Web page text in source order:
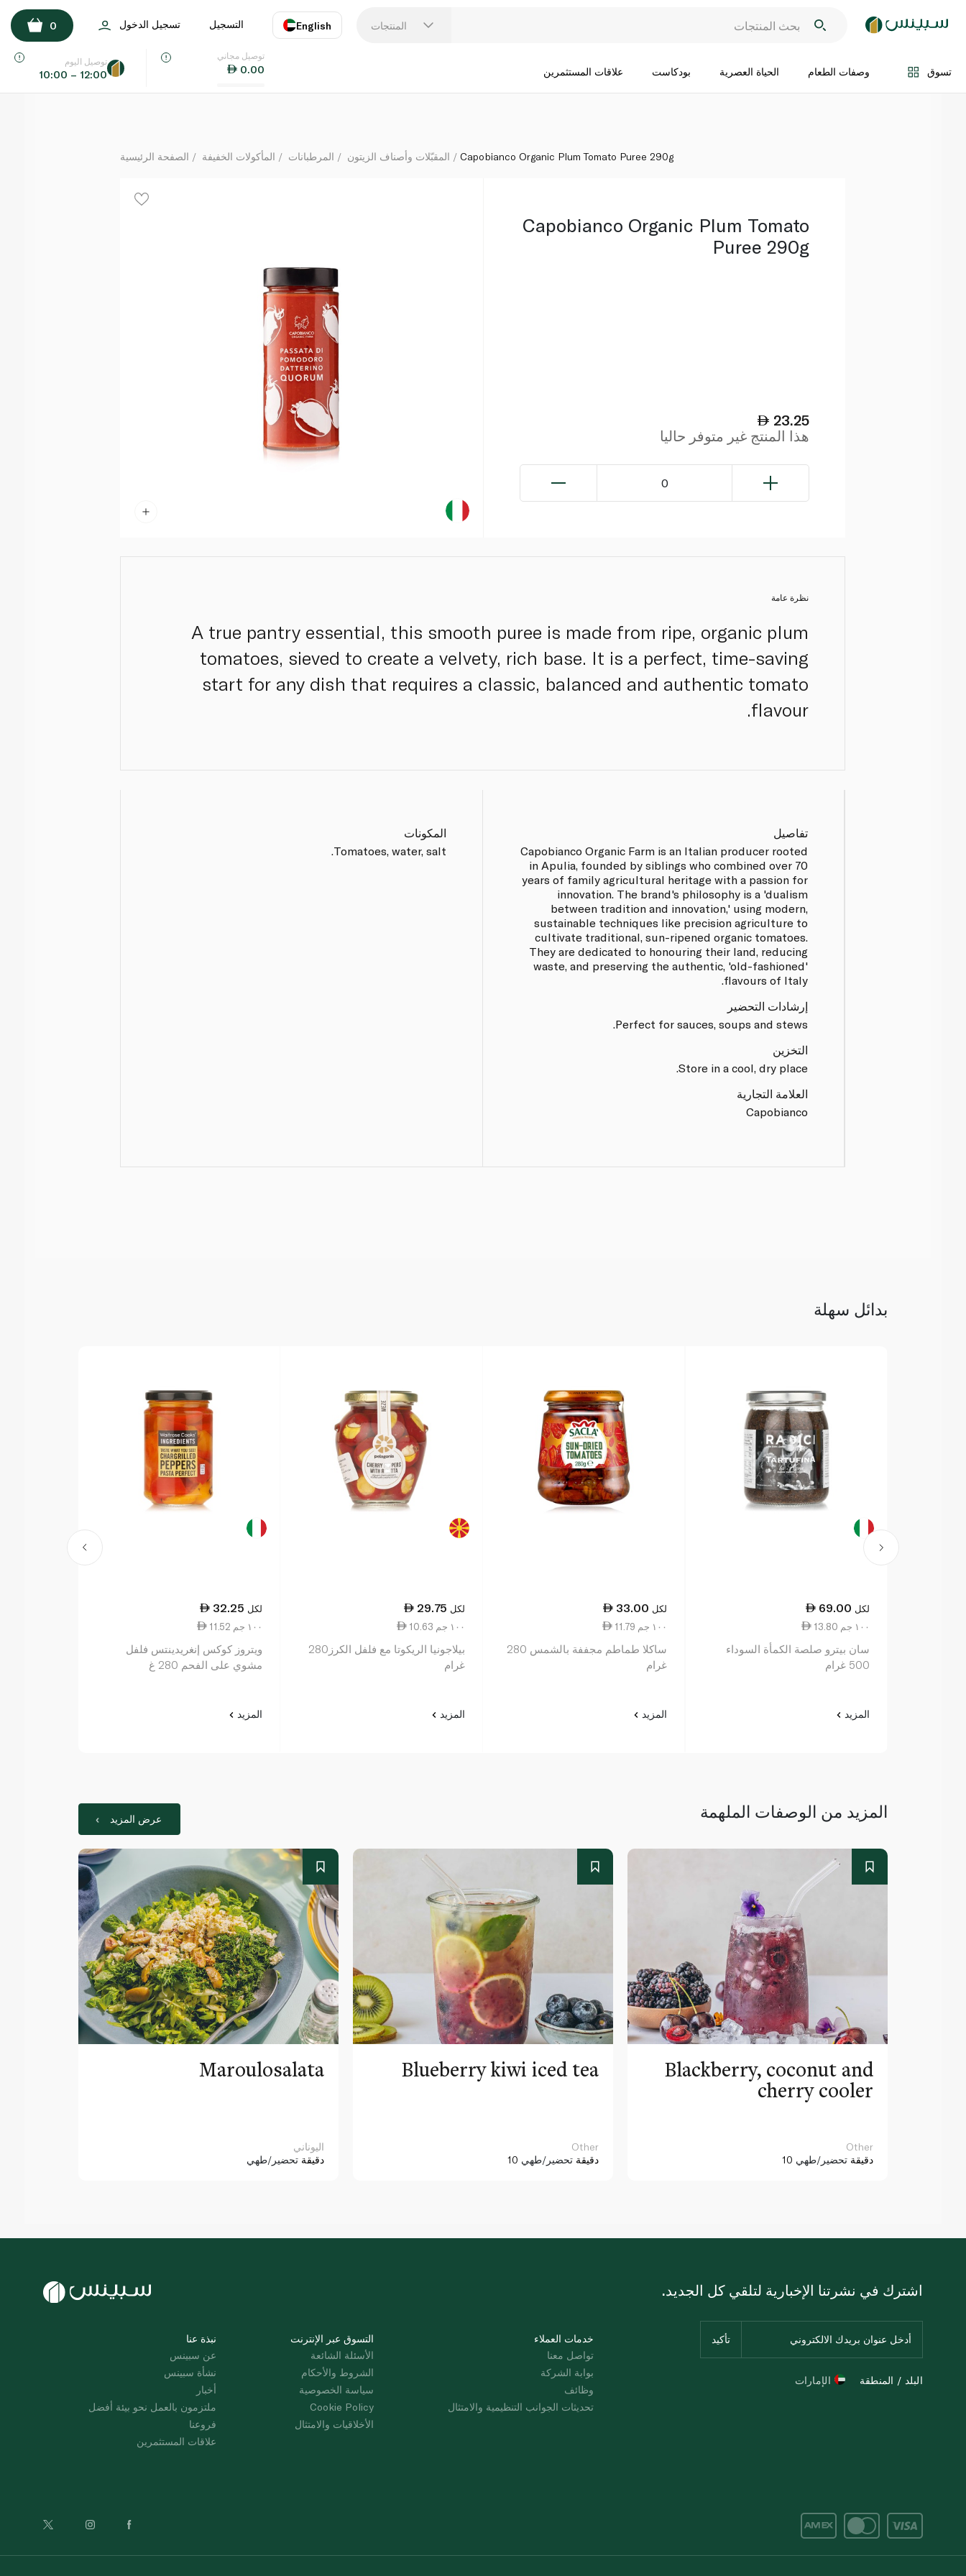
المنتجات English
اللغة
التسجيل تسجيل الدخول 0
تسوق وصفات الطعام الحياة العصرية بودكاست علاقات المستثمرين
توصيل مجاني
0.00
توصيل اليوم
10:00 – 12:00
Capobianco Organic Plum Tomato Puree 290g
اضف الى السلة
الصفحة الرئيسية المأكولات الخفيفة المرطبانات المقبّلات وأصناف الزيتون Capobianco Organic Plum Tomato Puree 290g
Capobianco Organic Plum Tomato
Puree 290g
23.25
هذا المنتج غير متوفر حاليا
0
نظرة عامة
A true pantry essential, this smooth puree is made from ripe, organic plum
tomatoes, sieved to create a velvety, rich base. It is a perfect, time-saving
start for any dish that requires a classic, balanced and authentic tomato
flavour.
تفاصيل
Capobianco Organic Farm is an Italian producer rooted
in Apulia, founded by siblings who combined over 70
years of family agricultural heritage with a passion for
innovation. The brand's philosophy is a 'dualism
between tradition and innovation,' using modern,
sustainable techniques like precision agriculture to
cultivate traditional, sun-ripened organic tomatoes.
They are dedicated to honouring their land, reducing
waste, and preserving the authentic, 'old-fashioned'
flavours of Italy.
إرشادات التحضير
Perfect for sauces, soups and stews.
التخزين
Store in a cool, dry place.
العلامة التجارية
Capobianco
المكونات
Tomatoes, water, salt.
بدائل سهلة
69.00 لكل
13.80 ١٠٠ جم
سان بيترو صلصة الكمأة السوداء
500 غرام
المزيد
33.00 لكل
11.79 ١٠٠ جم
ساكلا طماطم مجففة بالشمس 280
غرام
المزيد
29.75 لكل
10.63 ١٠٠ جم
بيلاجونيا الريكوتا مع فلفل الكرز280
غرام
المزيد
32.25 لكل
11.52 ١٠٠ جم
ويتروز كوكس إنغريدينتس فلفل
مشوي على الفحم 280 غ
المزيد
المزيد من الوصفات الملهمة عرض المزيد
Maroulosalata
اليوناني
دقيقة تحضير/طهي
Blueberry kiwi iced tea
Other
10 دقيقة تحضير/طهي
Blackberry, coconut and
cherry cooler
Other
10 دقيقة تحضير/طهي
نبذة عنا
عن سبينس
نشأة سبينس
أخبار
ملتزمون بالعمل نحو بيئة أفضل
فروعنا
علاقات المستثمرين
التسوق عبر الإنترنت
الأسئلة الشائعة
الشروط والأحكام
سياسة الخصوصية
Cookie Policy
الأخلاقيات والامتثال
خدمات العملاء
تواصل معنا
بوابة الشركة
وظائف
تحديثات الجوانب التنظيمية والامتثال
اشترك في نشرتنا الإخبارية لتلقي كل الجديد.
البلد / المنطقة الإمارات